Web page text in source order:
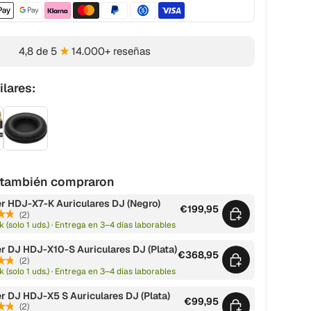
Métodos de pago aceptados
4,8 de 5★14.000+ reseñas
compraron
HDJ-X7-K Auriculares DJ (Negro)
(2) €199,95
(solo 1 uds.) · Entrega en 3–4 días laborables
DJ HDJ-X10-S Auriculares DJ (Plata)
(2) €368,95
(solo 1 uds.) · Entrega en 3–4 días laborables
DJ HDJ-X5 S Auriculares DJ (Plata)
(2) €99,95